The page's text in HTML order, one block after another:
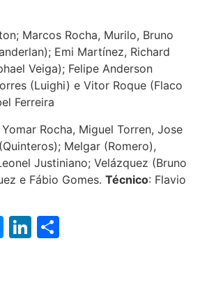
Marcos Rocha, Murilo, Bruno
Emi Martínez, Richard
Veiga); Felipe Anderson
(Luighi) e Vitor Roque (Flaco
Ferreira
Rocha, Miguel Torren, Jose
Melgar (Romero),
Justiniano; Velázquez (Bruno
e Fábio Gomes. Técnico: Flavio
Messenger
LinkedIn